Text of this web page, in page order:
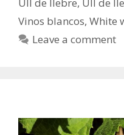
Vinos blancos, White
Leave a comment